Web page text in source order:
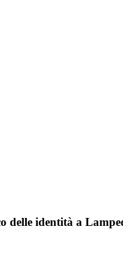
delle identità a